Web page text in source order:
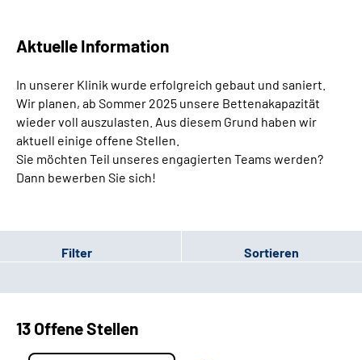
Aktuelle Information
In unserer Klinik wurde erfolgreich gebaut und saniert.
Wir planen, ab Sommer 2025 unsere Bettenakapazität
wieder voll auszulasten. Aus diesem Grund haben wir
aktuell einige offene Stellen.
Sie möchten Teil unseres engagierten Teams werden?
Dann bewerben Sie sich!
Filter Sortieren
13 Offene Stellen